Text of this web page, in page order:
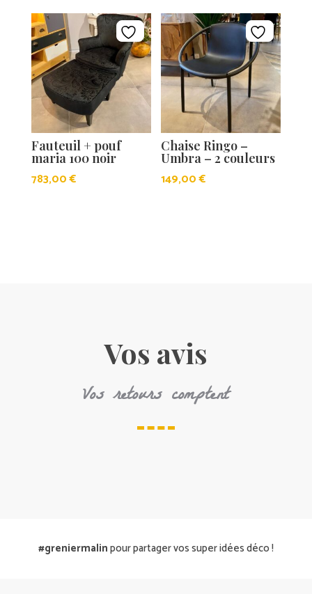
Fauteuil + pouf
maria 100 noir
783,00€
Chaise Ringo –
Umbra – 2 couleurs
149,00€
Vos avis
Vos retours comptent
#greniermalinpour partager vos super idées déco !